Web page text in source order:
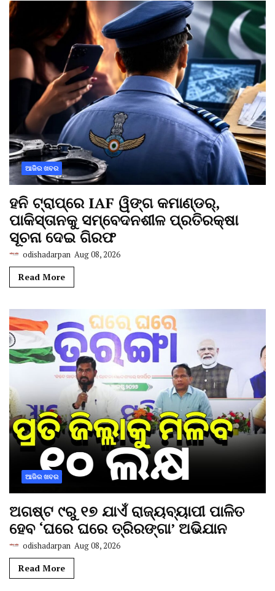
ଆଜିର ଖବର
ହନି ଟ୍ରାପ୍‌ରେ IAF ୱିଙ୍ଗ କମାଣ୍ଡର୍,
ପାକିସ୍ତାନକୁ ସମ୍ବେଦନଶୀଳ ପ୍ରତିରକ୍ଷା
ସୂଚନା ଦେଇ ଗିରଫ
odishadarpan Aug 08, 2026
Read More
ଆଜିର ଖବର
ଅଗଷ୍ଟ ୯ରୁ ୧୭ ଯାଏଁ ରାଜ୍ୟବ୍ୟାପୀ ପାଳିତ
ହେବ ‘ଘରେ ଘରେ ତ୍ରିରଙ୍ଗା’ ଅଭିଯାନ
odishadarpan Aug 08, 2026
Read More